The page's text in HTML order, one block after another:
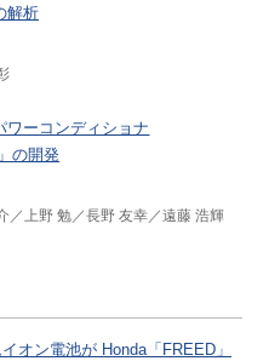
解析
ワーコンディショナ
の開発
上野 勉 長野 友幸 遠藤 浩輝
オン電池が Honda「FREED」